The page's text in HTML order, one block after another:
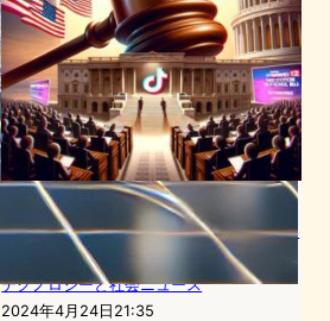
米国上院、TikTok禁止法案を
承認：ByteDanceの手放しを
テクノロジーと社会ニュース
2024年4月24日21:35